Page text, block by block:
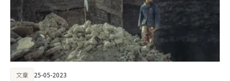
文章 25-05-2023